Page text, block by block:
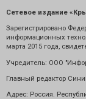
Сетевое издание
Зарегистрировано
информационных
марта 2015 года,
Учредитель: ООО
Главный редактор
Адрес: Россия.